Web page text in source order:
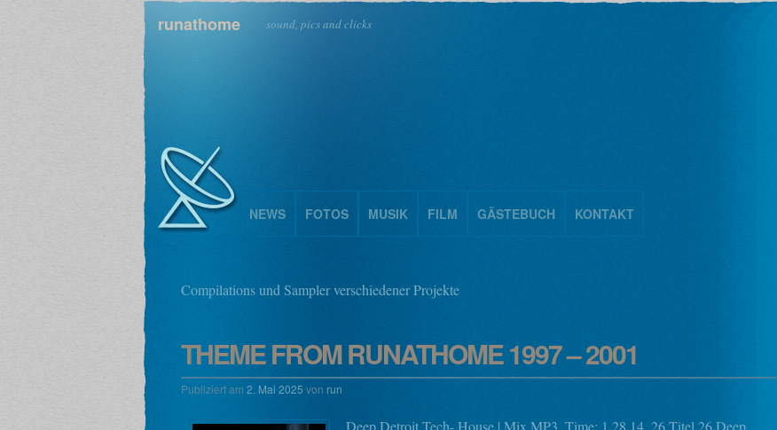
runathome sound, pics and clicks
NEWS FOTOS MUSIK FILM GÄSTEBUCH KONTAKT
Compilations und Sampler verschiedener Projekte
THEME FROM RUNATHOME 1997 – 2001
Publiziert am 2. Mai 2025 von run
Deep Detroit Tech- House | Mix MP3, Time: 1.28.14, 26 Titel 26 Deep